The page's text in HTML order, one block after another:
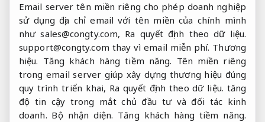
Email server tên miền riêng cho phép doanh nghiệp
sử dụng địa chỉ email với tên miền của chính mình
nhưsales@congty.com, Ra quyết định theo dữ liệu.
support@congty.com thay vì email miễn phí. Thương
hiệu. Tăng khách hàng tiềm năng. Tên miền riêng
trong email server giúp xây dựng thương hiệu đúng
quy trình triển khai, Ra quyết định theo dữ liệu. tăng
độ tin cậy trong mắt chủ đầu tư và đối tác kinh
doanh. Bộ nhận diện. Tăng khách hàng tiềm năng.